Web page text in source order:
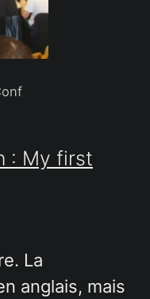
: My first
La
anglais, mais